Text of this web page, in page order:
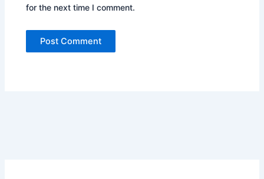
for the next time I comment.